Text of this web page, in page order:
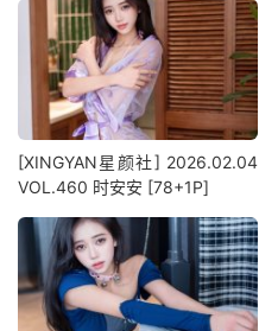
[XINGYAN星颜社] 2026.02.04
VOL.460 时安安 [78+1P]